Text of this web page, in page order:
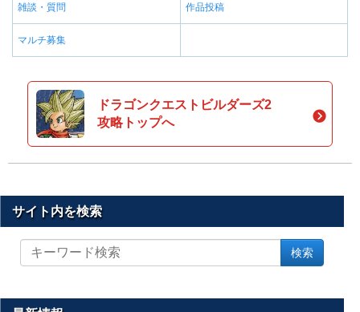
雑談・質問 作品投稿
マルチ募集
ドラゴンクエストビルダーズ2
攻略トップへ
サイト内を検索
イ
検索